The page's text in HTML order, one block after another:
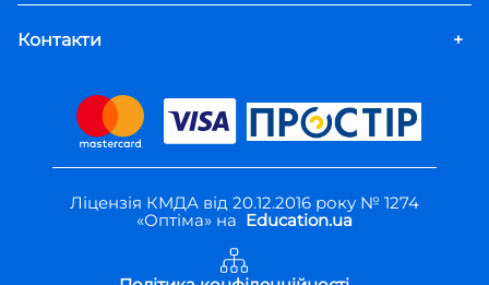
Контакти +
Ліцензія КМДА від 20.12.2016 року № 1274
«Оптіма» на Education.ua